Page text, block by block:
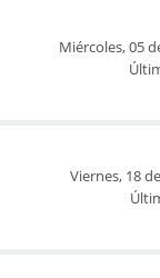
Miércoles, 05
Viernes, 18